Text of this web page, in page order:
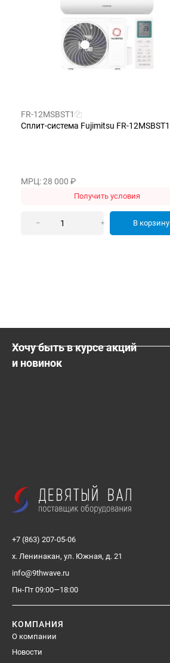
FR-12MSBST1
Сплит-система Fujimitsu FR-12MSBST1
МРЦ: 28 000 ₽
Получить условия
– + В корзину
Хочу быть в курсе акций
и новинок
+7 (863) 207-05-06
х. Ленинакан, ул. Южная, д. 21
info@9thwave.ru
Пн-Пт 09:00—18:00
КОМПАНИЯ
О компании
Новости